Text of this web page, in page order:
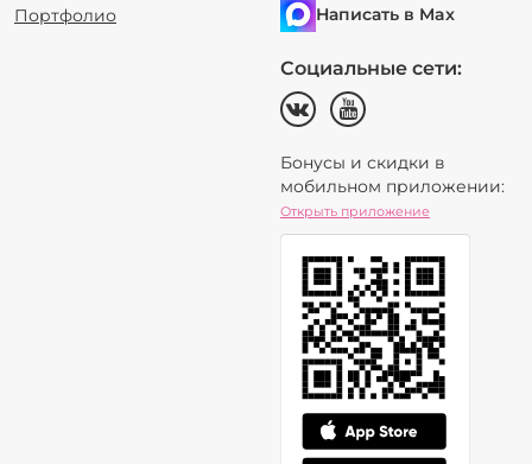
Портфолио
Написать в Max
Социальные сети:
Бонусы и скидки в
мобильном приложении:
Открыть приложение